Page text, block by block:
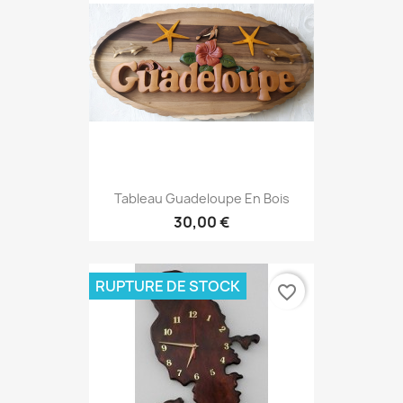
Tableau Guadeloupe En Bois
30,00 €
RUPTURE DE STOCK favorite_border